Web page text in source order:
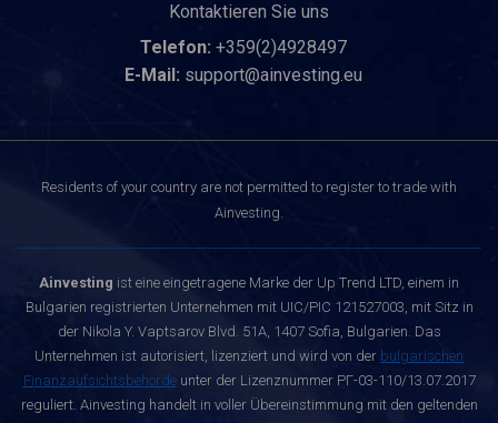
Kontaktieren Sie uns
Telefon: +359(2)4928497
E-Mail: support@ainvesting.eu
Residents of your country are not permitted to register to trade with
Ainvesting.
Ainvesting ist eine eingetragene Marke der Up Trend LTD, einem in
Bulgarien registrierten Unternehmen mit UIC/PIC 121527003, mit Sitz in
der Nikola Y. Vaptsarov Blvd. 51A, 1407 Sofia, Bulgarien. Das
Unternehmen ist autorisiert, lizenziert und wird von der bulgarischen
Finanzaufsichtsbehördeunter der Lizenznummer РГ-03-110/13.07.2017
reguliert. Ainvesting handelt in voller Übereinstimmung mit den geltenden